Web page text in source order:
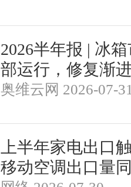
2026半年报 | 冰
部运行，修复渐
奥维云网 2026-07-
上半年家电出口
移动空调出口量